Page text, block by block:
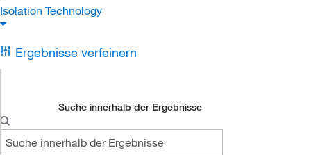
Isolation Technology
Ergebnisse verfeinern
Suche innerhalb der Ergebnisse